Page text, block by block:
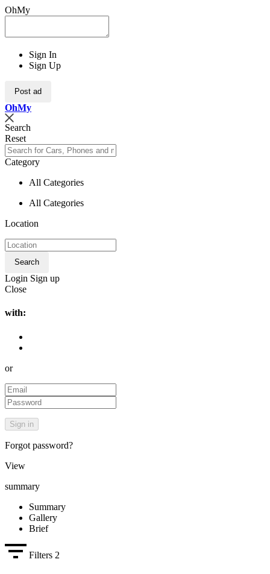
OhMy
Sign In
Sign Up
Post ad
OhMy
Search
Reset
Category
All Categories
All Categories
Location
Search
Login Sign up
Close
with:
or
Forgot password?
View
summary
Summary
Gallery
Brief
Filters 2